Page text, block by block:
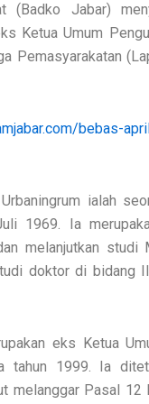
(Badko Jabar)
Ketua Umum
Pemasyarakatan
bebas-
ialah
1969. Ia
melanjutkan
doktor di bidang
eks Ketua
tahun 1999. Ia
melanggar Pasal 12